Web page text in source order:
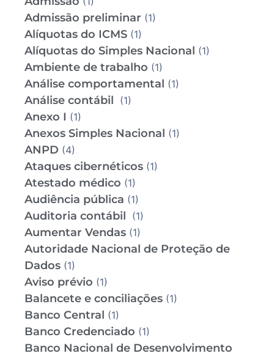
Admissão preliminar (1)
Alíquotas do ICMS (1)
Alíquotas do Simples Nacional (1)
Ambiente de trabalho (1)
Análise comportamental (1)
Análise contábil (1)
Anexo I (1)
Anexos Simples Nacional (1)
ANPD (4)
Ataques cibernéticos (1)
Atestado médico (1)
Audiência pública (1)
Auditoria contábil (1)
Aumentar Vendas (1)
Autoridade Nacional de Proteção de
Dados (1)
Aviso prévio (1)
Balancete e conciliações (1)
Banco Central (1)
Banco Credenciado (1)
Banco Nacional de Desenvolvimento